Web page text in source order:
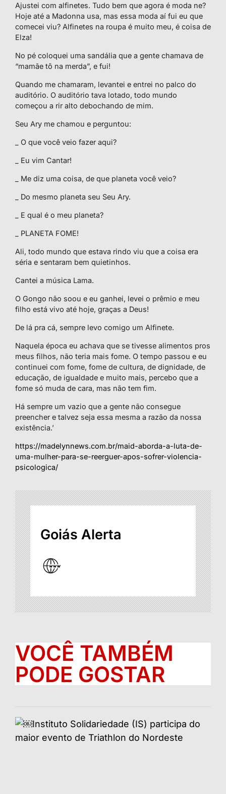
Ajustei com alfinetes. Tudo bem que agora é moda ne?
Hoje até a Madonna usa, mas essa moda aí fui eu que
comecei viu? Alfinetes na roupa é muito meu, é coisa de
Elza!
No pé coloquei uma sandália que a gente chamava de
“mamãe tô na merda”, e fui!
Quando me chamaram, levantei e entrei no palco do
auditório. O auditório tava lotado, todo mundo
começou a rir alto debochando de mim.
Seu Ary me chamou e perguntou:
_ O que você veio fazer aqui?
_ Eu vim Cantar!
_ Me diz uma coisa, de que planeta você veio?
_ Do mesmo planeta seu Seu Ary.
_ E qual é o meu planeta?
_ PLANETA FOME!
Ali, todo mundo que estava rindo viu que a coisa era
séria e sentaram bem quietinhos.
Cantei a música Lama.
O Gongo não soou e eu ganhei, levei o prêmio e meu
filho está vivo até hoje, graças a Deus!
De lá pra cá, sempre levo comigo um Alfinete.
Naquela época eu achava que se tivesse alimentos pros
meus filhos, não teria mais fome. O tempo passou e eu
continuei com fome, fome de cultura, de dignidade, de
educação, de igualdade e muito mais, percebo que a
fome só muda de cara, mas não tem fim.
Há sempre um vazio que a gente não consegue
preencher e talvez seja essa mesma a razão da nossa
existência.’
https://madelynnews.com.br/maid-aborda-a-luta-de-
uma-mulher-para-se-reerguer-apos-sofrer-violencia-
psicologica/
Goiás Alerta
VOCÊ TAMBÉM
PODE GOSTAR